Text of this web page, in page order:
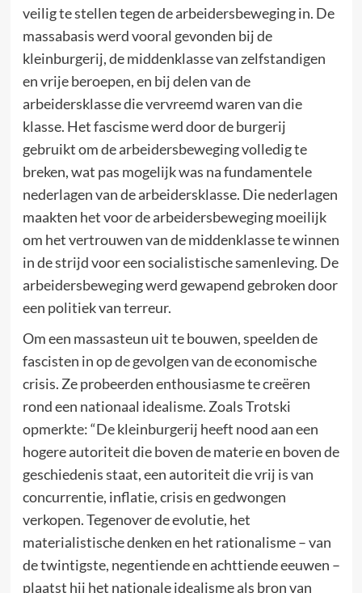
veilig te stellen tegen de arbeidersbeweging in. De
massabasis werd vooral gevonden bij de
kleinburgerij, de middenklasse van zelfstandigen
en vrije beroepen, en bij delen van de
arbeidersklasse die vervreemd waren van die
klasse. Het fascisme werd door de burgerij
gebruikt om de arbeidersbeweging volledig te
breken, wat pas mogelijk was na fundamentele
nederlagen van de arbeidersklasse. Die nederlagen
maakten het voor de arbeidersbeweging moeilijk
om het vertrouwen van de middenklasse te winnen
in de strijd voor een socialistische samenleving. De
arbeidersbeweging werd gewapend gebroken door
een politiek van terreur.
Om een massasteun uit te bouwen, speelden de
fascisten in op de gevolgen van de economische
crisis. Ze probeerden enthousiasme te creëren
rond een nationaal idealisme. Zoals Trotski
opmerkte: “De kleinburgerij heeft nood aan een
hogere autoriteit die boven de materie en boven de
geschiedenis staat, een autoriteit die vrij is van
concurrentie, inflatie, crisis en gedwongen
verkopen. Tegenover de evolutie, het
materialistische denken en het rationalisme – van
de twintigste, negentiende en achttiende eeuwen –
plaatst hij het nationale idealisme als bron van